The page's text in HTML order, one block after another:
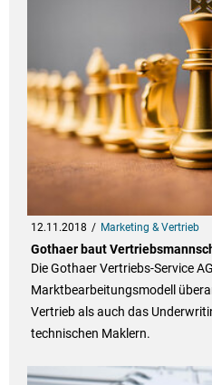
12.11.2018 Marketing & Vertrieb
Gothaer baut
Die Gothaer Vertriebs-Service
Marktbearbeitungsmodell
Vertrieb als auch das
technischen Maklern.